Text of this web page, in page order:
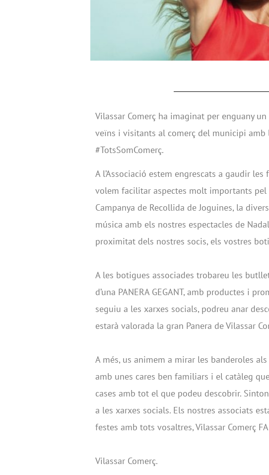
Vilassar Comerç ha imaginat per enguany
veïns i visitants al comerç del municipi amb
#TotsSomComerç.
A l’Associació estem engrescats a gaudir
volem facilitar aspectes molt importants
Campanya de Recollida de Joguines, la
música amb els nostres espectacles de
proximitat dels nostres socis, els vostres
A les botigues associades trobareu les
d’una PANERA GEGANT, amb productes i
seguiu a les xarxes socials, podreu anar
estarà valorada la gran Panera de Vilassar
A més, us animem a mirar les banderoles
amb unes cares ben familiars i el catàleg
cases amb tot el que podeu descobrir.
a les xarxes socials. Els nostres associats
festes amb tots vosaltres, Vilassar Comerç FA
Vilassar Comerç.